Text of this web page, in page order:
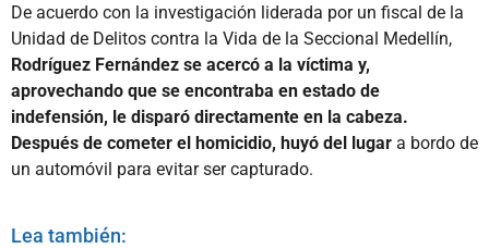
De acuerdo con la investigación liderada por un fiscal de la
Unidad de Delitos contra la Vida de la Seccional Medellín,
Rodríguez Fernández se acercó a la víctima y,
aprovechando que se encontraba en estado de
indefensión, le disparó directamente en la cabeza.
Después de cometer el homicidio, huyó del lugar a bordo de
un automóvil para evitar ser capturado.
Lea también: